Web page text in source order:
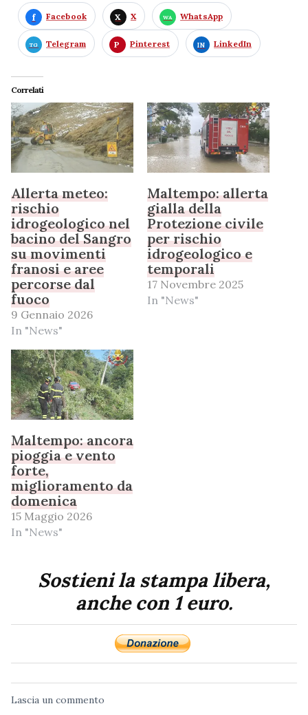
Facebook X WhatsApp
Telegram Pinterest LinkedIn
Correlati
Allerta meteo:
rischio
idrogeologico nel
bacino del Sangro
su movimenti
franosi e aree
percorse dal
fuoco
9 Gennaio 2026
In "News"
Maltempo: allerta
gialla della
Protezione civile
per rischio
idrogeologico e
temporali
17 Novembre 2025
In "News"
Maltempo: ancora
pioggia e vento
forte,
miglioramento da
domenica
15 Maggio 2026
In "News"
Sostieni la stampa libera,
anche con 1 euro.
Lascia un commento